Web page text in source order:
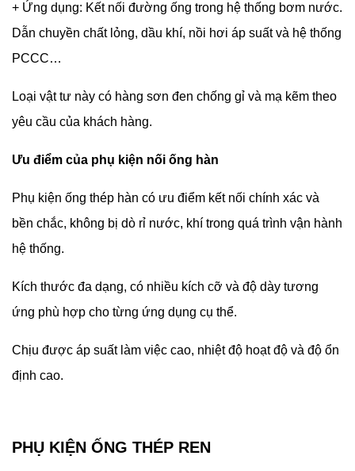
+ Ứng dụng: Kết nối đường ống trong hệ thống bơm nước.
Dẫn chuyền chất lỏng, dầu khí, nồi hơi áp suất và hệ thống
PCCC…
Loại vật tư này có hàng sơn đen chống gỉ và mạ kẽm theo
yêu cầu của khách hàng.
Ưu điểm của phụ kiện nối ống hàn
Phụ kiện ống thép hàn có ưu điểm kết nối chính xác và
bền chắc, không bị dò rỉ nước, khí trong quá trình vận hành
hệ thống.
Kích thước đa dạng, có nhiều kích cỡ và độ dày tương
ứng phù hợp cho từng ứng dụng cụ thể.
Chịu được áp suất làm việc cao, nhiệt độ hoạt độ và độ ổn
định cao.
PHỤ KIỆN ỐNG THÉP REN